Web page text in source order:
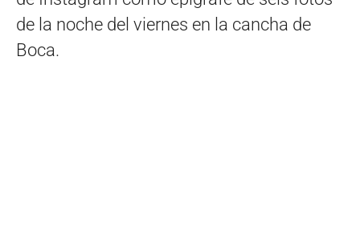
de la noche del viernes en la cancha de
Boca.